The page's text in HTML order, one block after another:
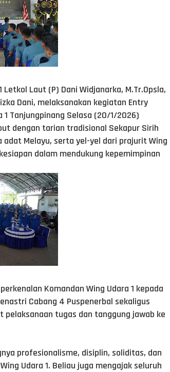
Laut (P) Dani Widjanarka, M.Tr.Opsla,
Dani, melaksanakan kegiatan Entry
Tanjungpinang Selasa (20/1/2026)
dengan tarian tradisional Sekapur Sirih
Melayu, serta yel-yel dari prajurit Wing
dalam mendukung kepemimpinan
Komandan Wing Udara 1 kepada
Cabang 4 Puspenerbal sekaligus
tugas dan tanggung jawab ke
profesionalisme, disiplin, soliditas, dan
Udara 1. Beliau juga mengajak seluruh